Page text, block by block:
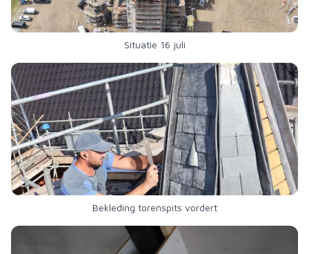
Situatie 16 juli
Bekleding torenspits vordert